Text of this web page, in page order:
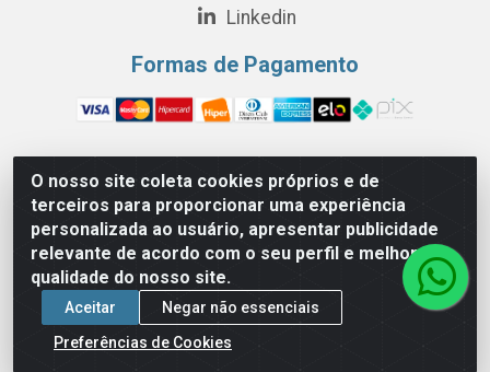
O nosso site coleta cookies próprios e de
terceiros para proporcionar uma experiência
personalizada ao usuário, apresentar publicidade
relevante de acordo com o seu perfil e melhorar a
qualidade do nosso site.
Aceitar
Negar não essenciais
Preferências de Cookies
Linkedin
Formas de Pagamento
Perola Distribuição e Logística S/A - Av. Anhanguera km 24 N°
200 Bloco 12-A -Jardim Jaraguá, São Paulo/SP - Cep 05.275-
000 - CNPJ 06.204.131/0001-77